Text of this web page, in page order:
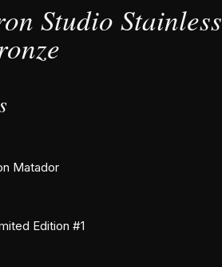
Studio Stainless
Matador
Edition #1